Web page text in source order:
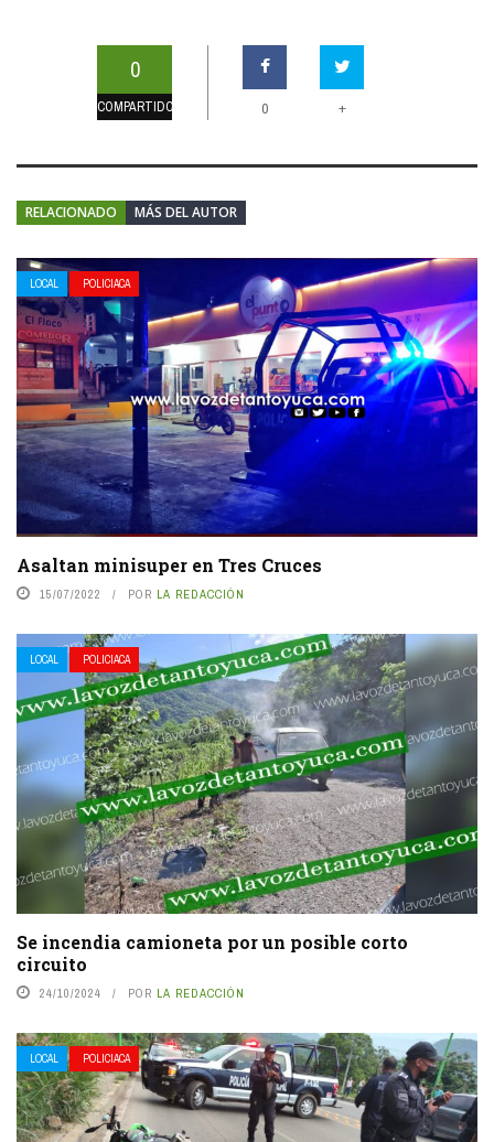
0
COMPARTIDOS 0 +
RELACIONADO MÁS DEL AUTOR
LOCAL POLICIACA
Asaltan minisuper en Tres Cruces
15/07/2022 POR LA REDACCIÓN
LOCAL POLICIACA
Se incendia camioneta por un posible corto
circuito
24/10/2024 POR LA REDACCIÓN
LOCAL POLICIACA